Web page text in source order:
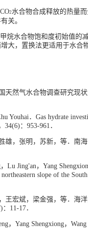
CO2 水合物合成释放的热量
关。
烷水合物饱和度初始值的
大，置换法更适用于水合
天然气水合物调查研究现
Youhai ． Gas hydrate
34(6) ： 953-961 ．
雄，张明，苏新，等．南
， Lu Jing'an ， Yang
slope of the
王宏斌，梁金强，等．海
： 11-17．
， Yang Shengxiong，